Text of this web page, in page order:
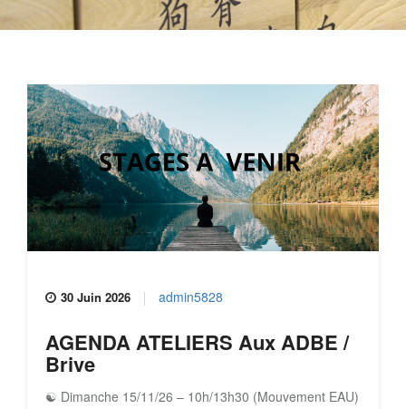
30 Juin 2026 admin5828
AGENDA ATELIERS Aux ADBE /
Brive
☯ Dimanche 15/11/26 – 10h/13h30 (Mouvement EAU)